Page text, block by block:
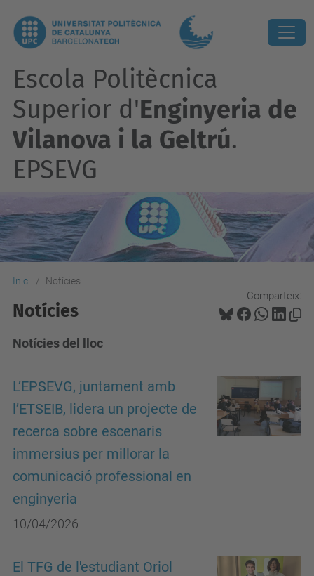
Escola Politècnica
Superior d'Enginyeria de
Vilanova i la Geltrú.
EPSEVG
Inici Notícies
Comparteix:
Notícies
Notícies del lloc
L’EPSEVG, juntament amb
l’ETSEIB, lidera un projecte de
recerca sobre escenaris
immersius per millorar la
comunicació professional en
enginyeria
10/04/2026
El TFG de l'estudiant Oriol